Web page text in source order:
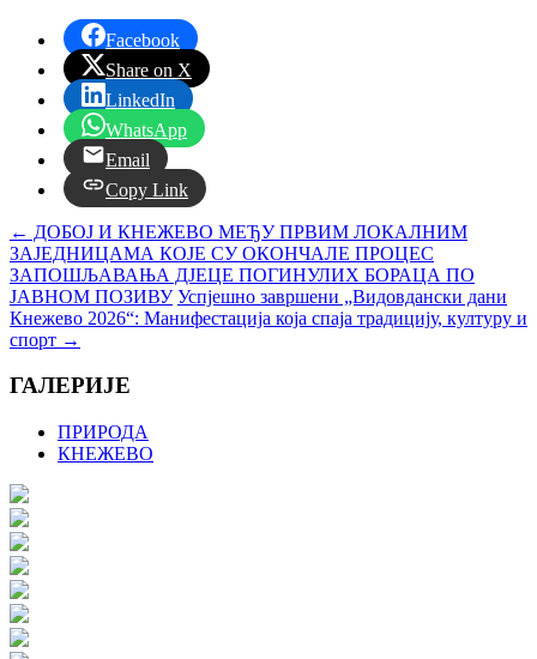
Facebook
Share on X
LinkedIn
WhatsApp
Email
Copy Link
← ДОБОЈ И КНЕЖЕВО МЕЂУ ПРВИМ ЛОКАЛНИМ
ЗАЈЕДНИЦАМА КОЈЕ СУ ОКОНЧАЛЕ ПРОЦЕС
ЗАПОШЉАВАЊА ДЈЕЦЕ ПОГИНУЛИХ БОРАЦА ПО
ЈАВНОМ ПОЗИВУ Успјешно завршени „Видовдански дани
Кнежево 2026“: Манифестација која спаја традицију, културу и
спорт →
ГАЛЕРИЈЕ
ПРИРОДА
КНЕЖЕВО